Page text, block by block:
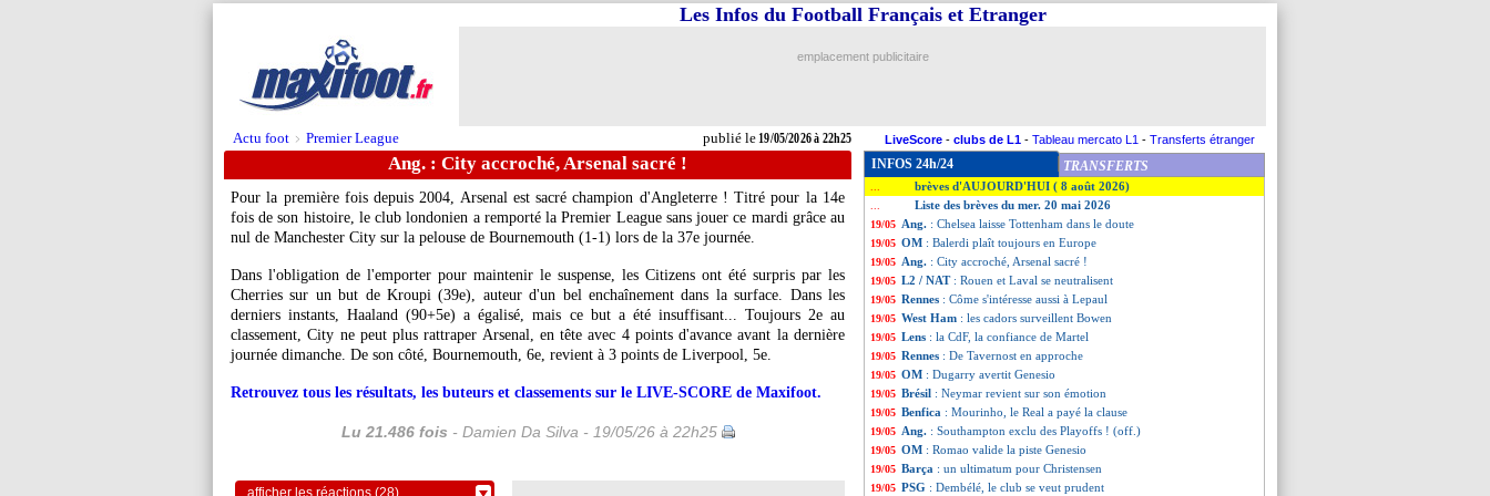
Actu foot > Premier League publié le19/05/2026 à 22h25
Les Infos du Football Français et Etranger
emplacement publicitaire
LiveScore - clubs de L1 - Tableau mercato L1 - Transferts étranger
Ang. : City accroché, Arsenal sacré !
Pour la première fois depuis 2004, Arsenal est sacré champion d'Angleterre ! Titré pour la 14e
fois de son histoire, le club londonien a remporté la Premier League sans jouer ce mardi grâce au
nul de Manchester City sur la pelouse de Bournemouth (1-1) lors de la 37e journée.
Dans l'obligation de l'emporter pour maintenir le suspense, les Citizens ont été surpris par les
Cherries sur un but de Kroupi (39e), auteur d'un bel enchaînement dans la surface. Dans les
derniers instants, Haaland (90+5e) a égalisé, mais ce but a été insuffisant... Toujours 2e au
classement, City ne peut plus rattraper Arsenal, en tête avec 4 points d'avance avant la dernière
journée dimanche. De son côté, Bournemouth, 6e, revient à 3 points de Liverpool, 5e.
Retrouvez tous les résultats, les buteurs et classements sur le LIVE-SCORE de Maxifoot.
Lu 21.486 fois - Damien Da Silva - 19/05/26 à 22h25
afficher les réactions (28)
INFOS 24h/24 TRANSFERTS
brèves d'AUJOURD'HUI ( 8 août 2026)
Liste des brèves du mer. 20 mai 2026
19/05 Ang. : Chelsea laisse Tottenham dans le doute
19/05 OM : Balerdi plaît toujours en Europe
19/05 Ang. : City accroché, Arsenal sacré !
19/05 L2 / NAT : Rouen et Laval se neutralisent
19/05 Rennes : Côme s'intéresse aussi à Lepaul
19/05 West Ham : les cadors surveillent Bowen
19/05 Lens : la CdF, la confiance de Martel
19/05 Rennes : De Tavernost en approche
19/05 OM : Dugarry avertit Genesio
19/05 Brésil : Neymar revient sur son émotion
19/05 Benfica : Mourinho, le Real a payé la clause
19/05 Ang. : Southampton exclu des Playoffs ! (off.)
19/05 OM : Romao valide la piste Genesio
19/05 Barça : un ultimatum pour Christensen
19/05 PSG : Dembélé, le club se veut prudent